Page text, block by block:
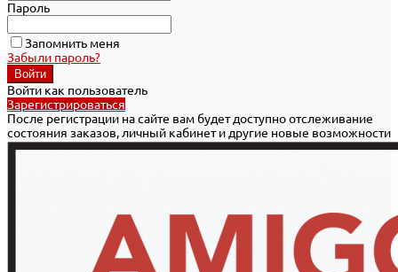
Пароль
Запомнить меня
Забыли пароль?
Войти как пользователь
Зарегистрироваться
После регистрации на сайте вам будет доступно отслеживание
состояния заказов, личный кабинет и другие новые возможности